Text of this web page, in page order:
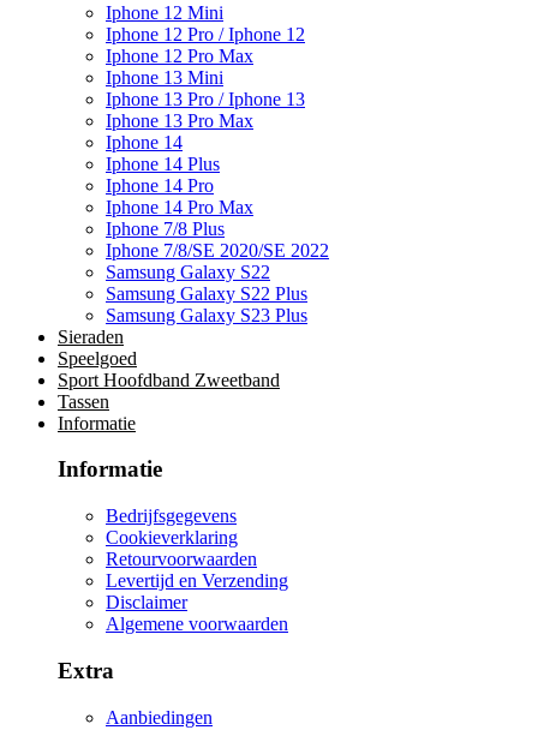
Iphone 12 Mini
Iphone 12 Pro / Iphone 12
Iphone 12 Pro Max
Iphone 13 Mini
Iphone 13 Pro / Iphone 13
Iphone 13 Pro Max
Iphone 14
Iphone 14 Plus
Iphone 14 Pro
Iphone 14 Pro Max
Iphone 7/8 Plus
Iphone 7/8/SE 2020/SE 2022
Samsung Galaxy S22
Samsung Galaxy S22 Plus
Samsung Galaxy S23 Plus
Sieraden
Speelgoed
Sport Hoofdband Zweetband
Tassen
Informatie
Informatie
Bedrijfsgegevens
Cookieverklaring
Retourvoorwaarden
Levertijd en Verzending
Disclaimer
Algemene voorwaarden
Extra
Aanbiedingen